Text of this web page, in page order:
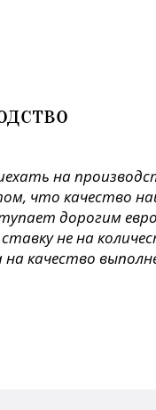
на
что качество
дорогим
не на
качество